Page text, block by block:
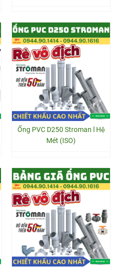
Ống PVC D250 Stroman l Hệ
Mét (ISO)